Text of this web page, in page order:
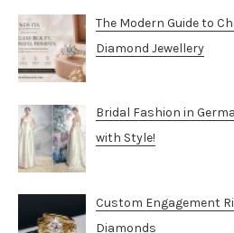
The Modern Guide to
Diamond Jewellery
Bridal Fashion in
with Style!
Custom Engagement
Diamonds